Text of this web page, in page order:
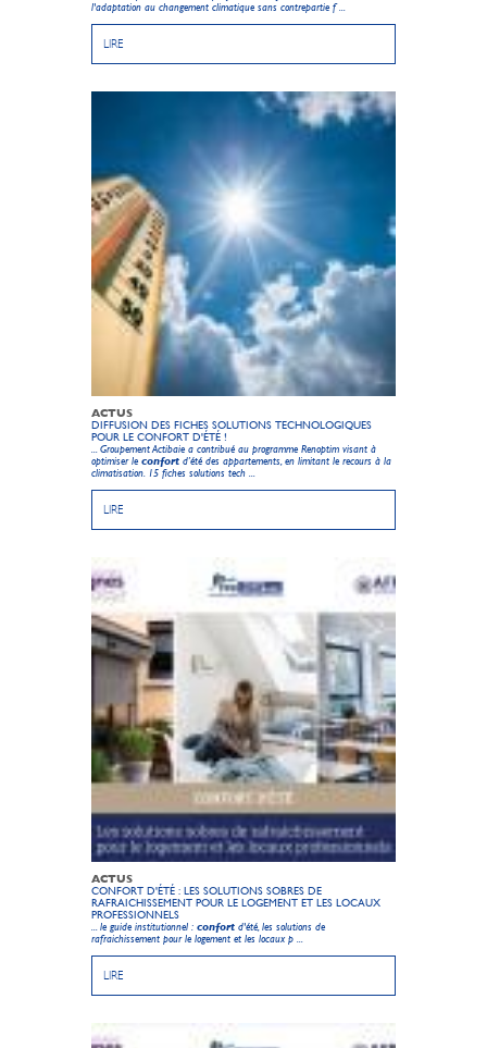
l'adaptation au changement climatique sans contrepartie f ...
LIRE
ACTUS
DIFFUSION DES FICHES SOLUTIONS TECHNOLOGIQUES
POUR LE CONFORT D'ÉTÉ !
... Groupement Actibaie a contribué au programme Renoptim visant à
optimiser le confort d’été des appartements, en limitant le recours à la
climatisation. 15 fiches solutions tech ...
LIRE
ACTUS
CONFORT D'ÉTÉ : LES SOLUTIONS SOBRES DE
RAFRAICHISSEMENT POUR LE LOGEMENT ET LES LOCAUX
PROFESSIONNELS
... le guide institutionnel : confort d'été, les solutions de
rafraichissement pour le logement et les locaux p ...
LIRE